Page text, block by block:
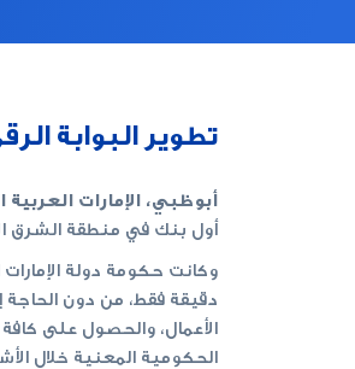
تطوير البوابة
أبوظبي، الإمارات العربية المتحدة،
أول بنك في منطقة الشرق
دقيقة فقط، من دون الحاجة
الأعمال، والحصول على